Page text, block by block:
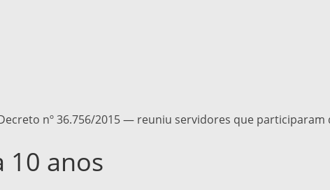
nº 36.756/2015 — reuniu servidores que
10 anos